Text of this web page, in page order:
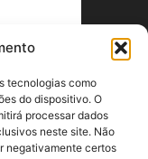
tecnologias como
do dispositivo. O
processar dados
neste site. Não
negativamente certos